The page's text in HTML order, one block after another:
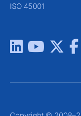
ISO 45001